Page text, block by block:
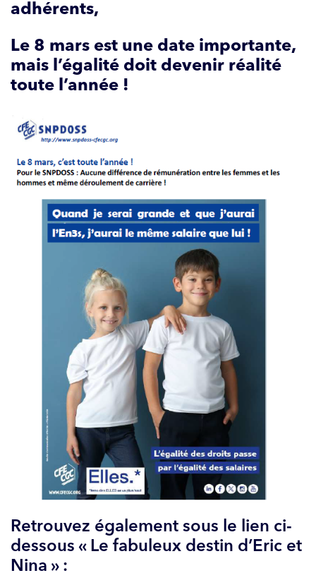
adhérents,
Le 8 mars est une date importante,
mais l’égalité doit devenir réalité
toute l’année !
Retrouvez également sous le lien ci-
dessous « Le fabuleux destin d’Eric et
Nina » :